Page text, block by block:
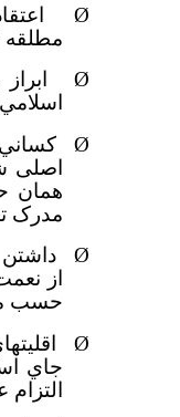
Ø
مطلقه
Ø
Ø
اصلی
همان
مدرک
Ø
از
حسب
Ø
جاي